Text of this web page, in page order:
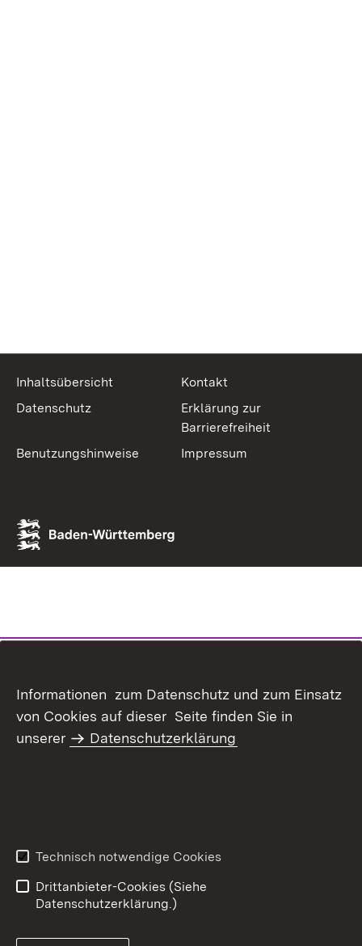
Inhaltsübersicht
Kontakt
Datenschutz
Erklärung zur
Barrierefreiheit
Benutzungshinweise
Impressum
Informationen zum Datenschutz und zum Einsatz
von Cookies auf dieser Seite finden Sie in
unserer
Datenschutzerklärung
Technisch notwendige Cookies
Drittanbieter-Cookies (Siehe
Datenschutzerklärung.)